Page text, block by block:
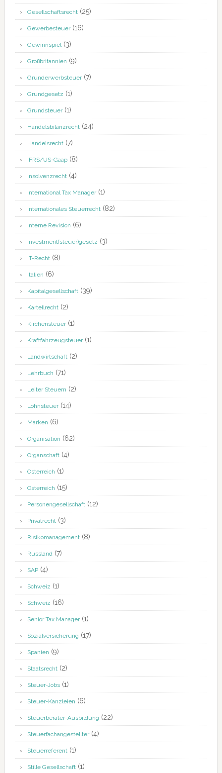
Gesellschaftsrecht(25)
Gewerbesteuer(16)
Gewinnspiel(3)
Großbritannien (9)
Grunderwerbsteuer(7)
Grundgesetz (1)
Grundsteuer(1)
Handelsbilanzrecht(24)
Handelsrecht(7)
IFRS/US-Gaap(8)
Insolvenzrecht(4)
International Tax Manager(1)
Internationales Steuerrecht(82)
Interne Revision (6)
Investment(steuer)gesetz (3)
IT-Recht(8)
Italien (6)
Kapitalgesellschaft(39)
Kartellrecht(2)
Kirchensteuer(1)
Kraftfahrzeugsteuer(1)
Landwirtschaft(2)
Lehrbuch (71)
Leiter Steuern (2)
Lohnsteuer(14)
Marken (6)
Organisation (62)
Organschaft(4)
Österreich (1)
Österreich (15)
Personengesellschaft(12)
Privatrecht(3)
Risikomanagement(8)
Russland(7)
SAP(4)
Schweiz (1)
Schweiz (16)
Senior Tax Manager(1)
Sozialversicherung (17)
Spanien (9)
Staatsrecht(2)
Steuer-Jobs(1)
Steuer-Kanzleien (6)
Steuerberater-Ausbildung (22)
Steuerfachangestellter(4)
Steuerreferent(1)
Stille Gesellschaft(1)